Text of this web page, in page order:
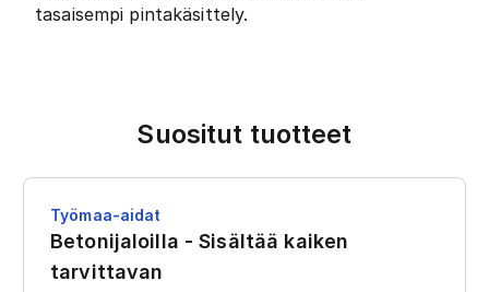
tasaisempi pintakäsittely.
Suositut tuotteet
Työmaa-aidat
Betonijaloilla - Sisältää kaiken
tarvittavan